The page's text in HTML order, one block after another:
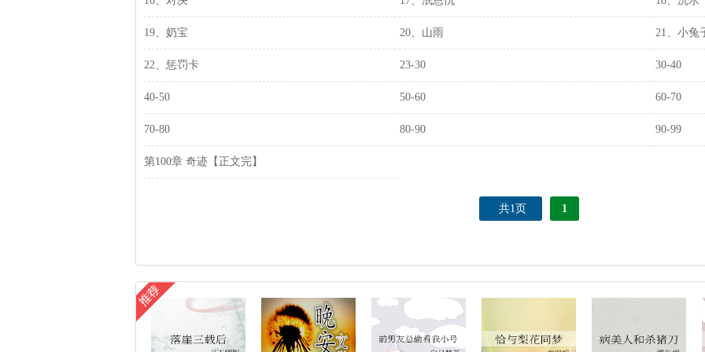
19、奶宝 20、山雨 21、小兔
22、惩罚卡 23-30 30-40
40-50 50-60 60-70
70-80 80-90 90-99
第100章 奇迹【正文完】
共1页 1